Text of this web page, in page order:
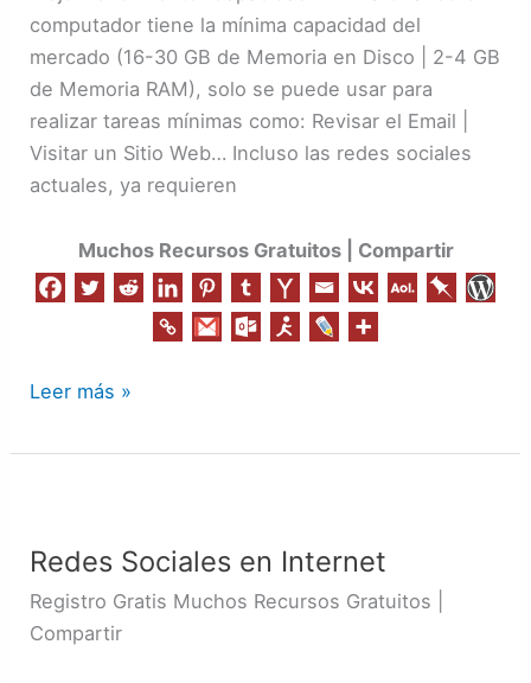
computador tiene la mínima capacidad del
mercado (16-30 GB de Memoria en Disco | 2-4 GB
de Memoria RAM), solo se puede usar para
realizar tareas mínimas como: Revisar el Email |
Visitar un Sitio Web… Incluso las redes sociales
actuales, ya requieren
Muchos Recursos Gratuitos | Compartir
Leer más »
Redes Sociales en Internet
Registro Gratis Muchos Recursos Gratuitos |
Compartir
en
Internet